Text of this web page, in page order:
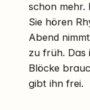
schon mehr.
Sie hören
Abend
zu früh. Das
Blöcke
gibt ihn frei.